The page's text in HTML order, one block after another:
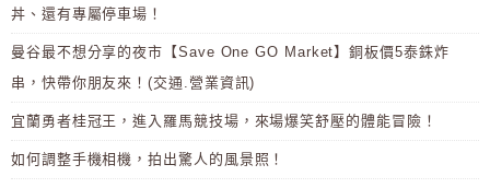
丼、還有專屬停車場！
曼谷最不想分享的夜市【Save One GO Market】銅板價5泰銖炸
串，快帶你朋友來！(交通.營業資訊)
宜蘭勇者桂冠王，進入羅馬競技場，來場爆笑舒壓的體能冒險！
如何調整手機相機，拍出驚人的風景照！